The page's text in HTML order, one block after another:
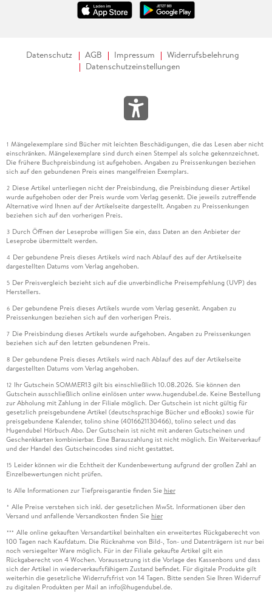
Datenschutz AGB Impressum
Widerrufsbelehrung
Datenschutzeinstellungen
1 Mängelexemplare sind Bücher mit leichten Beschädigungen, die das Lesen aber nicht
einschränken. Mängelexemplare sind durch einen Stempel als solche gekennzeichnet.
Die frühere Buchpreisbindung ist aufgehoben. Angaben zu Preissenkungen beziehen
sich auf den gebundenen Preis eines mangelfreien Exemplars.
2 Diese Artikel unterliegen nicht der Preisbindung, die Preisbindung dieser Artikel
wurde aufgehoben oder der Preis wurde vom Verlag gesenkt. Die jeweils zutreffende
Alternative wird Ihnen auf der Artikelseite dargestellt. Angaben zu Preissenkungen
beziehen sich auf den vorherigen Preis.
3 Durch Öffnen der Leseprobe willigen Sie ein, dass Daten an den Anbieter der
Leseprobe übermittelt werden.
4 Der gebundene Preis dieses Artikels wird nach Ablauf des auf der Artikelseite
dargestellten Datums vom Verlag angehoben.
5 Der Preisvergleich bezieht sich auf die unverbindliche Preisempfehlung (UVP) des
Herstellers.
6 Der gebundene Preis dieses Artikels wurde vom Verlag gesenkt. Angaben zu
Preissenkungen beziehen sich auf den vorherigen Preis.
7 Die Preisbindung dieses Artikels wurde aufgehoben. Angaben zu Preissenkungen
beziehen sich auf den letzten gebundenen Preis.
8 Der gebundene Preis dieses Artikels wird nach Ablauf des auf der Artikelseite
dargestellten Datums vom Verlag angehoben.
12 Ihr Gutschein SOMMER13 gilt bis einschließlich 10.08.2026. Sie können den
Gutschein ausschließlich online einlösen unter www.hugendubel.de. Keine Bestellung
zur Abholung mit Zahlung in der Filiale möglich. Der Gutschein ist nicht gültig für
gesetzlich preisgebundene Artikel (deutschsprachige Bücher und eBooks) sowie für
preisgebundene Kalender, tolino shine (4016621130466), tolino select und das
Hugendubel Hörbuch Abo. Der Gutschein ist nicht mit anderen Gutscheinen und
Geschenkkarten kombinierbar. Eine Barauszahlung ist nicht möglich. Ein Weiterverkauf
und der Handel des Gutscheincodes sind nicht gestattet.
15 Leider können wir die Echtheit der Kundenbewertung aufgrund der großen Zahl an
Einzelbewertungen nicht prüfen.
16 Alle Informationen zur Tiefpreisgarantie finden Sie hier
* Alle Preise verstehen sich inkl. der gesetzlichen MwSt. Informationen über den
Versand und anfallende Versandkosten finden Sie hier
*** Alle online gekauften Versandartikel beinhalten ein erweitertes Rückgaberecht von
100 Tagen nach Kaufdatum. Die Rücknahme von Bild-, Ton- und Datenträgern ist nur bei
noch versiegelter Ware möglich. Für in der Filiale gekaufte Artikel gilt ein
Rückgaberecht von 4 Wochen. Voraussetzung ist die Vorlage des Kassenbons und dass
sich der Artikel in wiederverkaufsfähigem Zustand befindet. Für digitale Produkte gilt
weiterhin die gesetzliche Widerrufsfrist von 14 Tagen. Bitte senden Sie Ihren Widerruf
zu digitalen Produkten per Mail an info@hugendubel.de.